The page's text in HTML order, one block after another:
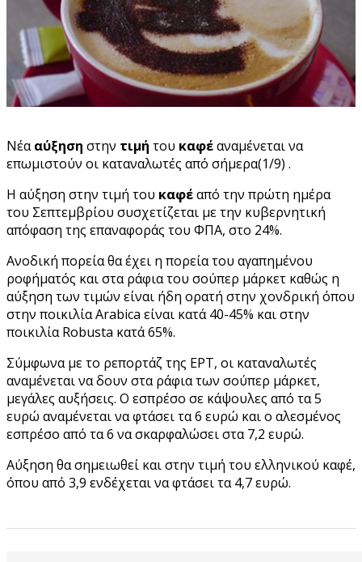
Νέααύξηση στην τιμή του καφέαναμένεται να
επωμιστούν οι καταναλωτές από σήμερα(1/9) .
Η αύξηση στην τιμή του καφέαπό την πρώτη ημέρα
του Σεπτεμβρίου συσχετίζεται με την κυβερνητική
απόφαση της επαναφοράς του ΦΠΑ, στο 24%.
Ανοδική πορεία θα έχει η πορεία του αγαπημένου
ροφήματός και στα ράφια του σούπερ μάρκετ καθώς η
αύξηση των τιμών είναι ήδη ορατή στην χονδρική όπου
στην ποικιλία Arabica είναι κατά 40-45% και στην
ποικιλία Robusta κατά 65%.
Σύμφωνα με το ρεπορτάζ της ΕΡΤ, οι καταναλωτές
αναμένεται να δουν στα ράφια των σούπερ μάρκετ,
μεγάλες αυξήσεις. Ο εσπρέσο σε κάψουλες από τα 5
ευρώ αναμένεται να φτάσει τα 6 ευρώ και ο αλεσμένος
εσπρέσο από τα 6 να σκαρφαλώσει στα 7,2 ευρώ.
Αύξηση θα σημειωθεί και στην τιμή του ελληνικού καφέ,
όπου από 3,9 ενδέχεται να φτάσει τα 4,7 ευρώ.